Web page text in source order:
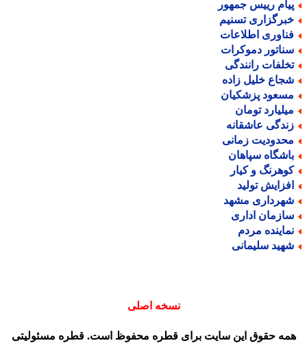
رییس جمهور
تسنیم
اطلاعات
دموکرات
رانندگی
خلیل زاده
پزشکیان
تومان
عاشقانه
زمانی
سپاهان
و کیار
تولید
مشهد
اداری
مردم
سلیمانی
نسخه اصلی
حقوق این سایت برای قطره محفوظ است. قطره مسئولیتی